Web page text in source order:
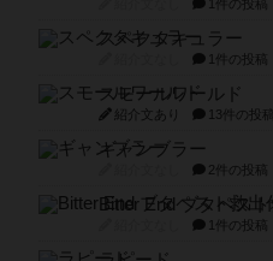
1件の投稿
スペクタキュラー
1件の投稿
スモールワールド
紹介文あり 13件の投稿
ギャンブラー
2件の投稿
1件の投稿